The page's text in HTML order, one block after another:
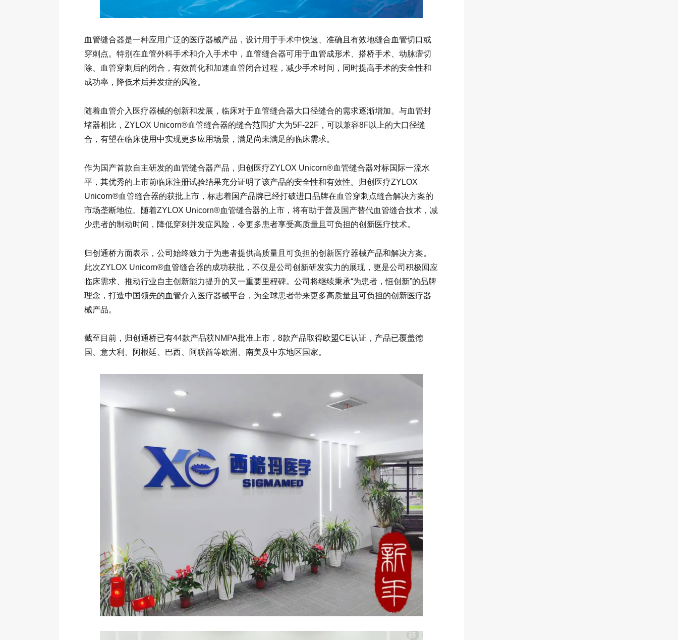
血管缝合器是一种应用广泛的医疗器械产品，设计用于手术中快速、准确且有效地缝合血管切口或
穿刺点。特别在血管外科手术和介入手术中，血管缝合器可用于血管成形术、搭桥手术、动脉瘤切
除、血管穿刺后的闭合，有效简化和加速血管闭合过程，减少手术时间，同时提高手术的安全性和
成功率，降低术后并发症的风险。
随着血管介入医疗器械的创新和发展，临床对于血管缝合器大口径缝合的需求逐渐增加。与血管封
堵器相比，ZYLOX Unicorn®血管缝合器的缝合范围扩大为5F-22F，可以兼容8F以上的大口径缝
合，有望在临床使用中实现更多应用场景，满足尚未满足的临床需求。
作为国产首款自主研发的血管缝合器产品，归创医疗ZYLOX Unicorn®血管缝合器对标国际一流水
平，其优秀的上市前临床注册试验结果充分证明了该产品的安全性和有效性。归创医疗ZYLOX
Unicorn®血管缝合器的获批上市，标志着国产品牌已经打破进口品牌在血管穿刺点缝合解决方案的
市场垄断地位。随着ZYLOX Unicorn®血管缝合器的上市，将有助于普及国产替代血管缝合技术，减
少患者的制动时间，降低穿刺并发症风险，令更多患者享受高质量且可负担的创新医疗技术。
归创通桥方面表示，公司始终致力于为患者提供高质量且可负担的创新医疗器械产品和解决方案。
此次ZYLOX Unicorn®血管缝合器的成功获批，不仅是公司创新研发实力的展现，更是公司积极回应
临床需求、推动行业自主创新能力提升的又一重要里程碑。公司将继续秉承“为患者，恒创新”的品牌
理念，打造中国领先的血管介入医疗器械平台，为全球患者带来更多高质量且可负担的创新医疗器
械产品。
截至目前，归创通桥已有44款产品获NMPA批准上市，8款产品取得欧盟CE认证，产品已覆盖德
国、意大利、阿根廷、巴西、阿联酋等欧洲、南美及中东地区国家。